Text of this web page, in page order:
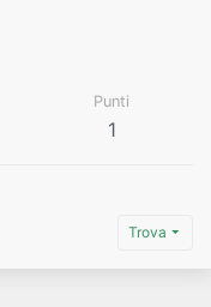
Punti
1
Trova